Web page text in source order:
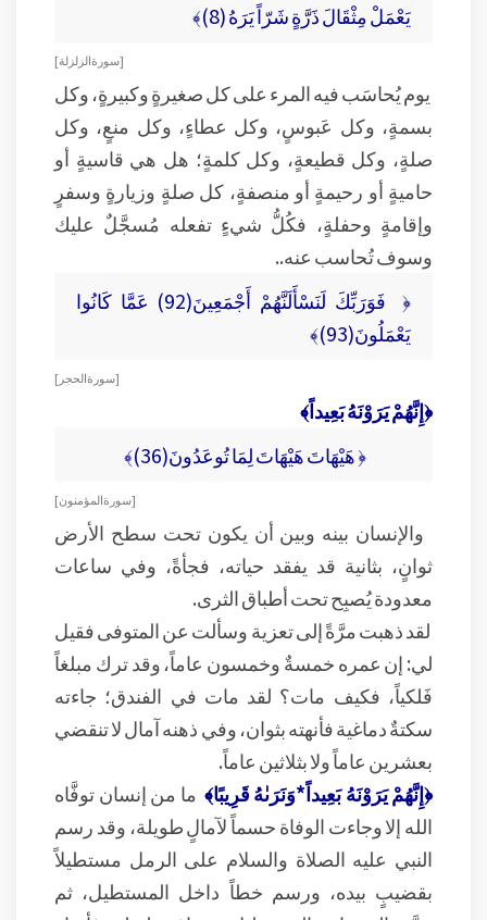
يَعْمَلْ مِثْقَالَ ذَرَّةٍ شَرّاً يَرَهُ (8)﴾
[ سورة الزلزلة ]
يوم يُحاسَب فيه المرء على كل صغيرةٍ وكبيرةٍ، وكل
بسمةٍ، وكل عَبوسٍ، وكل عطاءٍ، وكل منعٍ، وكل
صلةٍ، وكل قطيعةٍ، وكل كلمةٍ؛ هل هي قاسيةٍ أو
حاميةٍ أو رحيمةٍ أو منصفةٍ، كل صلةٍ وزيارةٍ وسفرٍ
وإقامةٍ وحفلةٍ، فكُلُّ شيءٍ تفعله مُسجَّلٌ عليك
وسوف تُحاسب عنه..
﴿ فَوَرَبِّكَ لَنَسْأَلَنَّهُمْ أَجْمَعِينَ(92) عَمَّا كَانُوا
يَعْمَلُونَ(93)﴾
[ سورة الحجر ]
﴿إِنَّهُمْ يَرَوْنَهُ بَعِيداً﴾
﴿ هَيْهَاتَ هَيْهَاتَ لِمَا تُوعَدُونَ(36)﴾
[ سورة المؤمنون ]
والإنسان بينه وبين أن يكون تحت سطح الأرض
ثوانٍ، بثانية قد يفقد حياته، فجأةً، وفي ساعات
معدودة يُصبِح تحت أطباق الثرى.
لقد ذهبت مرَّةً إلى تعزية وسألت عن المتوفى فقيل
لي: إن عمره خمسةٌ وخمسون عاماً، وقد ترك مبلغاً
فَلكياً، فكيف مات؟ لقد مات في الفندق؛ جاءته
سكتةٌ دماغية فأنهته بثوان، وفي ذهنه آمال لا تنقضي
بعشرين عاماً ولا بثلاثين عاماً.
﴿إِنَّهُمْ يَرَوْنَهُ بَعِيداً*وَنَرَىٰهُ قَرِيبًا﴾ ما من إنسان توفَّاه
الله إلا وجاءت الوفاة حسماً لآمالٍ طويلة، وقد رسم
النبي عليه الصلاة والسلام على الرمل مستطيلاً
بقضيبٍ بيده، ورسم خطاً داخل المستطيل، ثم